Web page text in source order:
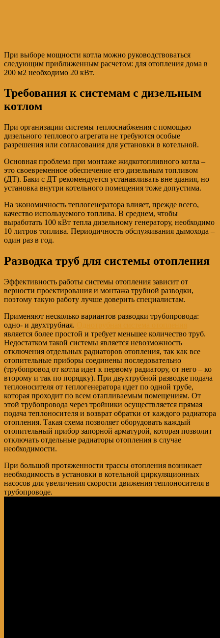
При выборе мощности котла можно руководствоваться
следующим приближенным расчетом: для отопления дома в
200 м2 необходимо 20 кВт.
Требования к системам с дизельным
котлом
При организации системы теплоснабжения с помощью
дизельного теплового агрегата не требуются особые
разрешения или согласования для установки в котельной.
Основная проблема при монтаже жидкотопливного котла –
это своевременное обеспечение его дизельным топливом
(ДТ). Баки с ДТ рекомендуется устанавливать вне здания, но
установка внутри котельного помещения тоже допустима.
На экономичность теплогенератора влияет, прежде всего,
качество используемого топлива. В среднем, чтобы
выработать 100 кВт тепла дизельному генератору, необходимо
10 литров топлива. Периодичность обслуживания дымохода –
один раз в год.
Разводка труб для системы отопления
Эффективность работы системы отопления зависит от
верности проектирования и монтажа трубной разводки,
поэтому такую работу лучше доверить специалистам.
Применяют несколько вариантов разводки трубопровода:
одно- и двухтрубная.
является более простой и требует меньшее количество труб.
Недостатком такой системы является невозможность
отключения отдельных радиаторов отопления, так как все
отопительные приборы соединены последовательно
(трубопровод от котла идет к первому радиатору, от него – ко
второму и так по порядку). При двухтрубной разводке подача
теплоносителя от теплогенератора идет по одной трубе,
которая проходит по всем отапливаемым помещениям. От
этой трубопровода через тройники осуществляется прямая
подача теплоносителя и возврат обратки от каждого радиатора
отопления. Такая схема позволяет оборудовать каждый
отопительный прибор запорной арматурой, которая позволит
отключать отдельные радиаторы отопления в случае
необходимости.
При большой протяженности трассы отопления возникает
необходимость в установки в котельной циркуляционных
насосов для увеличения скорости движения теплоносителя в
трубопроводе.